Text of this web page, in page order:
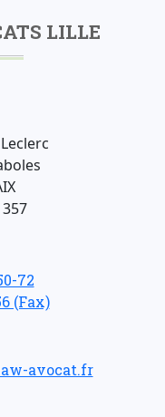
LILLE
72
(Fax)
avocat.fr